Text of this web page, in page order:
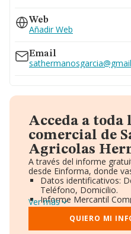
Web
Añadir Web
Email
Acceda a
comercial de
Agricolas
A través del informe
desde Einforma, donde
Datos identificativos:
Teléfono, Domicilio.
Informe Mercantil
Gráficos de Evolución
Consejo de
Directivos y Ejecutivos.
Ver más
QUIERO MI